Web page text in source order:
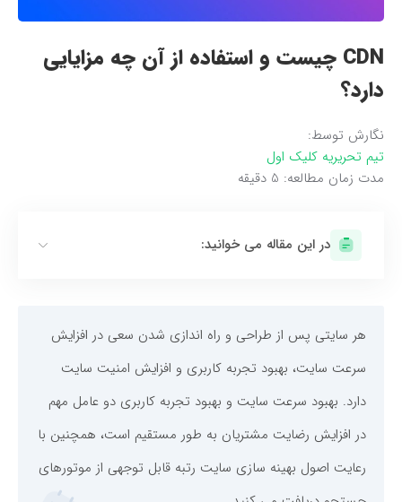
CDN چیست و استفاده از آن چه مزایایی
دارد؟
نگارش توسط:
تیم تحریریه کلیک اول
مدت زمان مطالعه: 5 دقیقه
در این مقاله می خوانید:
هر سایتی پس از طراحی و راه اندازی شدن سعی در افزایش
سرعت سایت، بهبود تجربه کاربری و افزایش امنیت سایت
دارد. بهبود سرعت سایت و بهبود تجربه کاربری دو عامل مهم
در افزایش رضایت مشتریان به طور مستقیم است، همچنین با
رعایت اصول بهینه سازی سایت رتبه قابل توجهی از موتورهای